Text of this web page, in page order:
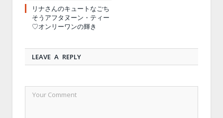
リナさんのキュートなごち
そうアフタヌーン・ティー
♡オンリーワンの輝き
LEAVE A REPLY